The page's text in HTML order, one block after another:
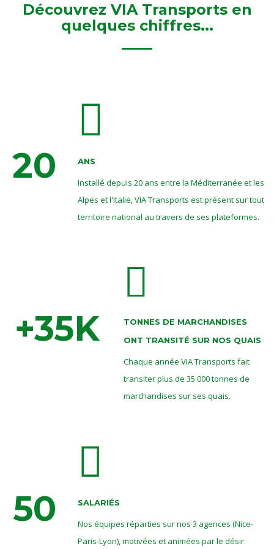
Découvrez VIA Transports en
quelques chiffres...
20 ANS
Installé depuis 20 ans entre la Méditerranée et les
Alpes et l'Italie, VIA Transports est présent sur tout
territoire national au travers de ses plateformes.
35
TONNES DE MARCHANDISES
ONT TRANSITÉ SUR NOS QUAIS
Chaque année VIA Transports fait
transiter plus de 35 000 tonnes de
marchandises sur ses quais.
50 SALARIÉS
Nos équipes réparties sur nos 3 agences (Nice-
Paris-Lyon), motivées et animées par le désir